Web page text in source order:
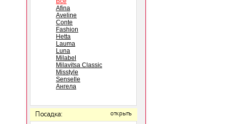
Afina
Aveline
Conte
Fashion
Hetta
Lauma
Luna
Milabel
Milavitsa Classic
Misstyle
Senselle
Ангела
Посадка: открыть